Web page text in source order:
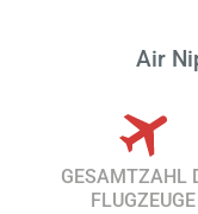
Air
GESAMTZAHL
FLUGZEUGE